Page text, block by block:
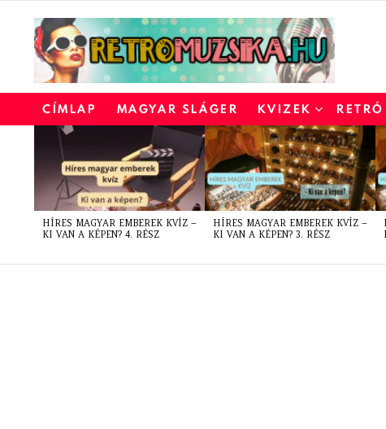
CÍMLAP MAGYAR SLÁGER KVIZEK
LATEST
STORIES
HÍRES MAGYAR EMBEREK KVÍZ –
KI VAN A KÉPEN? 4. RÉSZ
HÍRES MAGYAR EMBEREK KVÍZ –
KI VAN A KÉPEN? 3. RÉSZ